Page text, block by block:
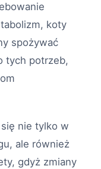
koty
spożywać
tych potrzeb,
nie tylko w
ale również
gdyż zmiany